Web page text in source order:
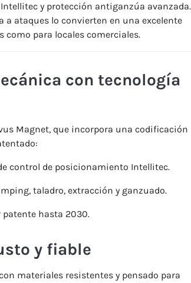
Intellitec y protección antiganzúa avanzada.
a ataques lo convierten en una excelente
como para locales comerciales.
con tecnología
Magnet, que incorpora una codificación
control de posicionamiento Intellitec.
taladro, extracción y ganzuado.
patente hasta 2030.
y fiable
materiales resistentes y pensado para